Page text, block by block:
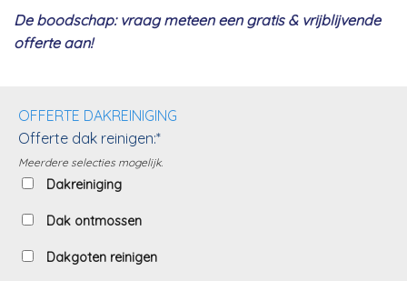
De boodschap: vraag meteen een gratis & vrijblijvende
offerte aan!
OFFERTE DAKREINIGING
Offerte dak reinigen:*
Meerdere selecties mogelijk.
Dakreiniging
Dak ontmossen
Dakgoten reinigen